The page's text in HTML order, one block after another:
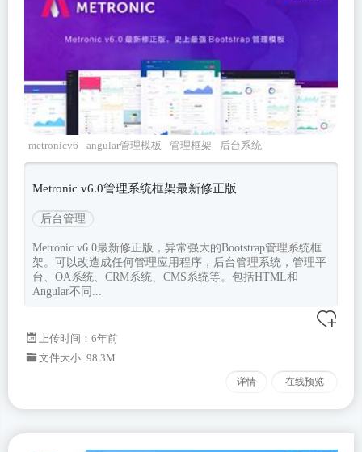
metronicv6 angular管理模板 管理框架
后台系统
bootstrap
Metronic v6.0管理系统框架最新修正版
后台管理
Metronic v6.0最新修正版，异常强大的Bootstrap管理系统框
架。可以改造成任何管理应用程序，后台管理系统，管理平
台、OA系统、CRM系统、CMS系统等。包括HTML和
Angular不同...
上传时间：6年前
文件大小: 98.3M
详情 在线预览